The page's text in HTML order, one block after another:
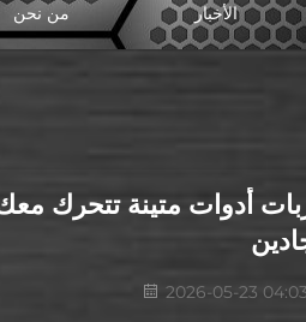
من نحن الأخبار
أدوات متينة تتحرك
2026-05-23